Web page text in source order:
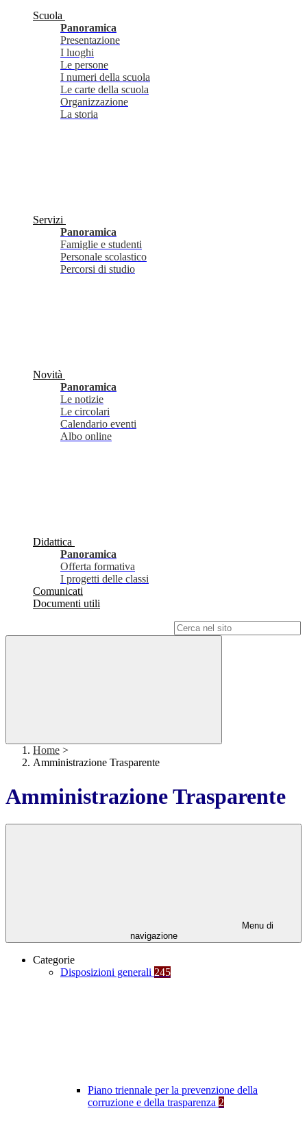
Scuola
Panoramica
Presentazione
I luoghi
Le persone
I numeri della scuola
Le carte della scuola
Organizzazione
La storia
Servizi
Panoramica
Famiglie e studenti
Personale scolastico
Percorsi di studio
Novità
Panoramica
Le notizie
Le circolari
Calendario eventi
Albo online
Didattica
Panoramica
Offerta formativa
I progetti delle classi
Comunicati
Documenti utili
Home >
Amministrazione Trasparente
Amministrazione Trasparente
Menu di
navigazione
Categorie
Disposizioni generali 245
Piano triennale per la prevenzione della
corruzione e della trasparenza 2